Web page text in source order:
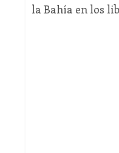
la Bahía en los